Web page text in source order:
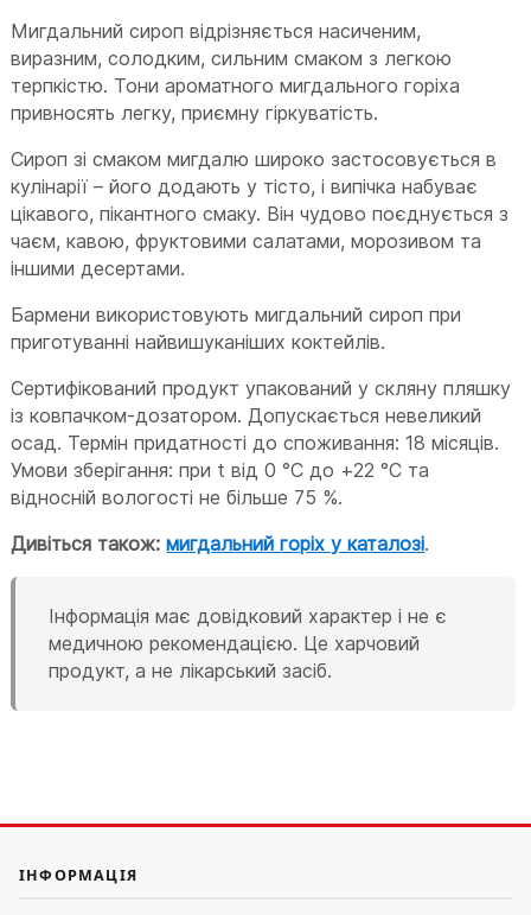
Мигдальний сироп відрізняється насиченим,
виразним, солодким, сильним смаком з легкою
терпкістю. Тони ароматного мигдального горіха
привносять легку, приємну гіркуватість.
Сироп зі смаком мигдалю широко застосовується в
кулінарії – його додають у тісто, і випічка набуває
цікавого, пікантного смаку. Він чудово поєднується з
чаєм, кавою, фруктовими салатами, морозивом та
іншими десертами.
Бармени використовують мигдальний сироп при
приготуванні найвишуканіших коктейлів.
Сертифікований продукт упакований у скляну пляшку
із ковпачком-дозатором. Допускається невеликий
осад. Термін придатності до споживання: 18 місяців.
Умови зберігання: при t від 0 °С до +22 °С та
відносній вологості не більше 75 %.
Дивіться також: мигдальний горіх у каталозі.
Інформація має довідковий характер і не є
медичною рекомендацією. Це харчовий
продукт, а не лікарський засіб.
ІНФОРМАЦІЯ